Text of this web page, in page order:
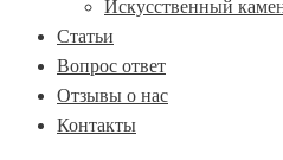
Искусственный
Статьи
Вопрос ответ
Отзывы о нас
Контакты